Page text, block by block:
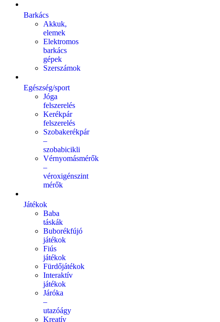
Barkács
Akkuk,
elemek
Elektromos
barkács
gépek
Szerszámok
Egészség/sport
Jóga
felszerelés
Kerékpár
felszerelés
Szobakerékpár
–
szobabicikli
Vérnyomásmérők
–
véroxigénszint
mérők
Játékok
Baba
táskák
Buborékfújó
játékok
Fiús
játékok
Fürdőjátékok
Interaktív
játékok
Járóka
–
utazóágy
Kreatív